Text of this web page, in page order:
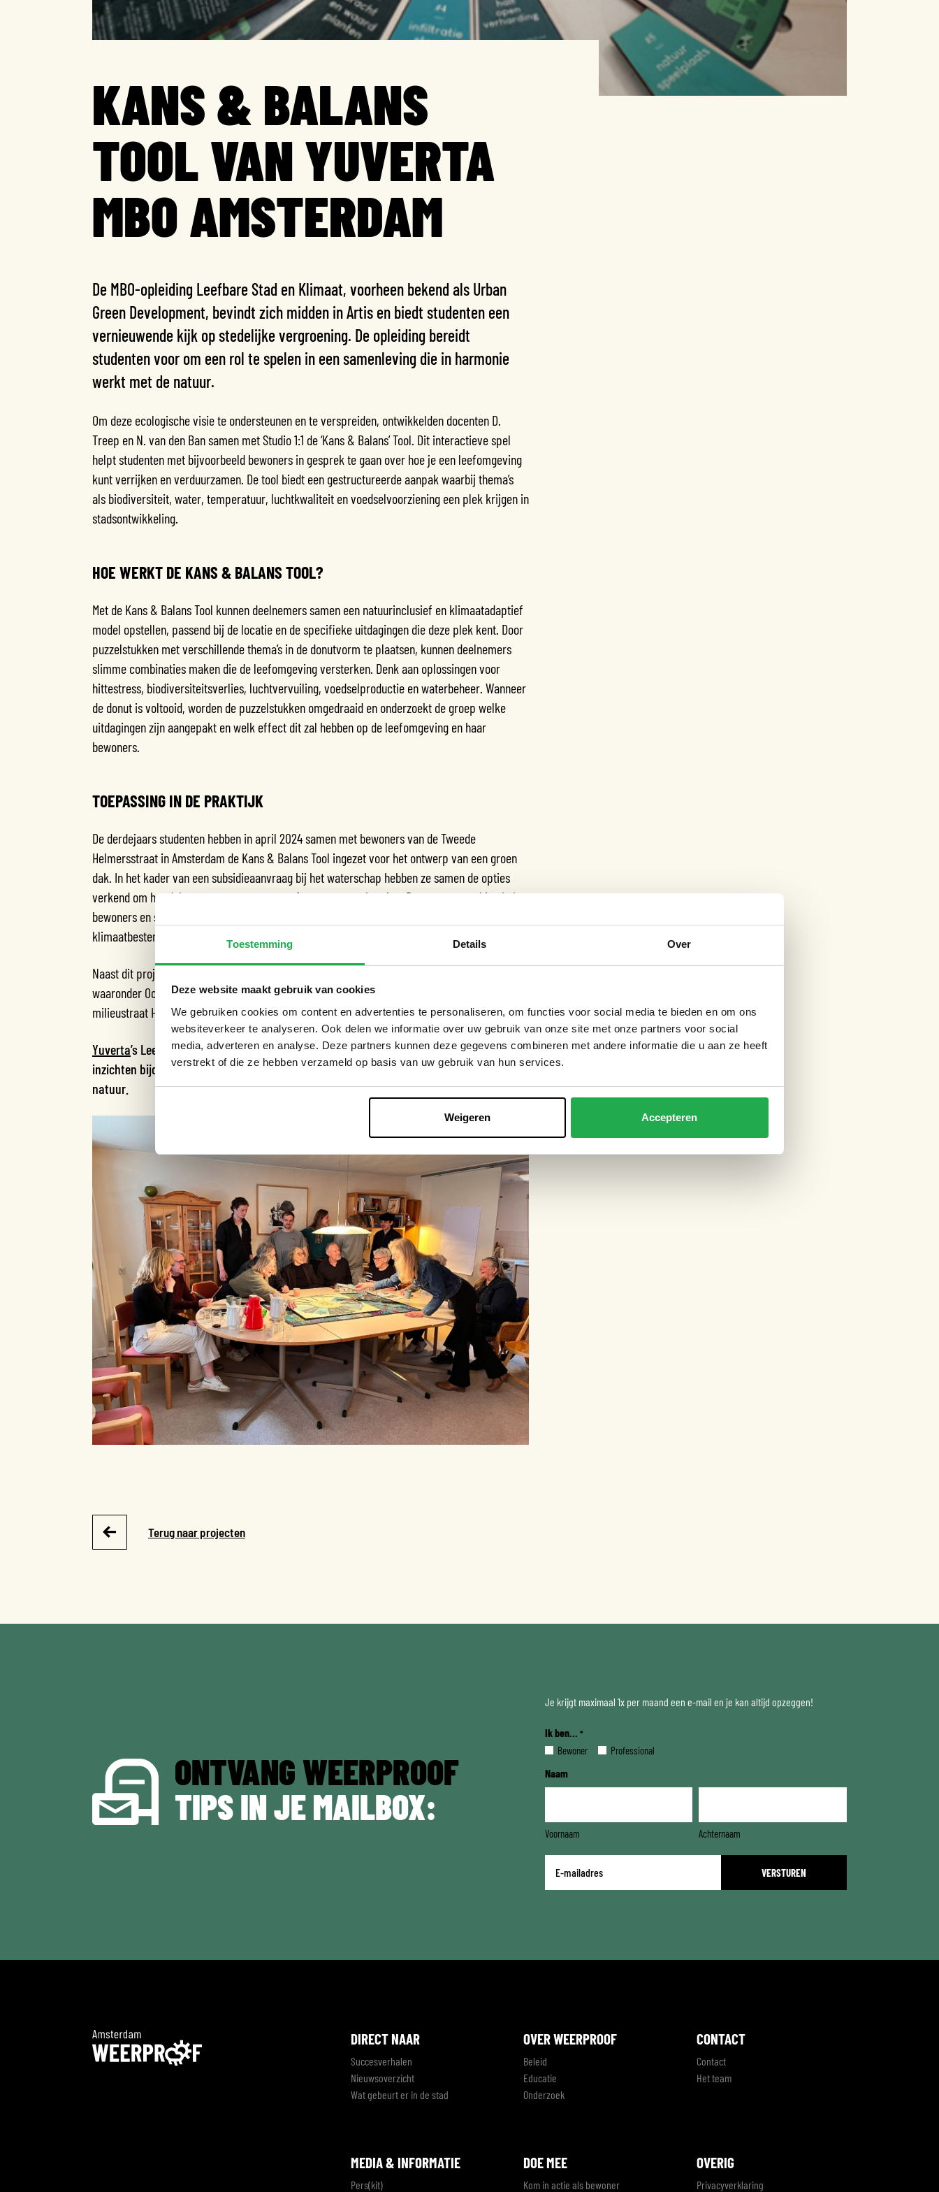
Toestemming Details Over
Deze website maakt gebruik van cookies
We gebruiken cookies om content en advertenties te personaliseren, om functies voor social media te bieden en om ons
websiteverkeer te analyseren. Ook delen we informatie over uw gebruik van onze site met onze partners voor social
media, adverteren en analyse. Deze partners kunnen deze gegevens combineren met andere informatie die u aan ze heeft
verstrekt of die ze hebben verzameld op basis van uw gebruik van hun services.
Weigeren Accepteren
KANS & BALANS
TOOL VAN YUVERTA
MBO AMSTERDAM
De MBO-opleiding Leefbare Stad en Klimaat, voorheen bekend als Urban
Green Development, bevindt zich midden in Artis en biedt studenten een
vernieuwende kijk op stedelijke vergroening. De opleiding bereidt
studenten voor om een rol te spelen in een samenleving die in harmonie
werkt met de natuur.
Om deze ecologische visie te ondersteunen en te verspreiden, ontwikkelden docenten D.
Treep en N. van den Ban samen met Studio 1:1 de ‘Kans & Balans’ Tool. Dit interactieve spel
helpt studenten met bijvoorbeeld bewoners in gesprek te gaan over hoe je een leefomgeving
kunt verrijken en verduurzamen. De tool biedt een gestructureerde aanpak waarbij thema’s
als biodiversiteit, water, temperatuur, luchtkwaliteit en voedselvoorziening een plek krijgen in
stadsontwikkeling.
HOE WERKT DE KANS & BALANS TOOL?
Met de Kans & Balans Tool kunnen deelnemers samen een natuurinclusief en klimaatadaptief
model opstellen, passend bij de locatie en de specifieke uitdagingen die deze plek kent. Door
puzzelstukken met verschillende thema’s in de donutvorm te plaatsen, kunnen deelnemers
slimme combinaties maken die de leefomgeving versterken. Denk aan oplossingen voor
hittestress, biodiversiteitsverlies, luchtvervuiling, voedselproductie en waterbeheer. Wanneer
de donut is voltooid, worden de puzzelstukken omgedraaid en onderzoekt de groep welke
uitdagingen zijn aangepakt en welk effect dit zal hebben op de leefomgeving en haar
bewoners.
TOEPASSING IN DE PRAKTIJK
De derdejaars studenten hebben in april 2024 samen met bewoners van de Tweede
Helmersstraat in Amsterdam de Kans & Balans Tool ingezet voor het ontwerp van een groen
dak. In het kader van een subsidieaanvraag bij het waterschap hebben ze samen de opties
verkend om het dak te vergroenen met een focus op waterberging. Deze samenwerking helpt
bewoners en studenten om duurzame keuzes te maken die direct bijdragen aan de
klimaatbestendigheid van de stad.
Naast dit project hebben de studenten de tool succesvol ingezet op andere locaties,
waaronder Oosterwold in Almere, de woonwijk Wickevoort in Cruquius, de circulaire
milieustraat HER in Rotterdam, en op een basisschool in Monnickendam.
Yuverta’s Leefbare Stad en Klimaat opleiding laat zo zien hoe jongeren met vernieuwende
inzichten bijdragen aan de steden van morgen: duurzaam, leefbaar en in balans met de
natuur.
Terug naar projecten
ONTVANG WEERPROOF
TIPS IN JE MAILBOX:
Je krijgt maximaal 1x per maand een e-mail en je kan altijd opzeggen!
Ik ben... *
Bewoner Professional
Naam
Voornaam Achternaam
mailadres
DIRECT NAAR
Succesverhalen
Nieuwsoverzicht
Wat gebeurt er in de stad
OVER WEERPROOF
Beleid
Educatie
Onderzoek
CONTACT
Contact
Het team
MEDIA & INFORMATIE
Pers(kit)
DOE MEE
Kom in actie als bewoner
OVERIG
Privacyverklaring